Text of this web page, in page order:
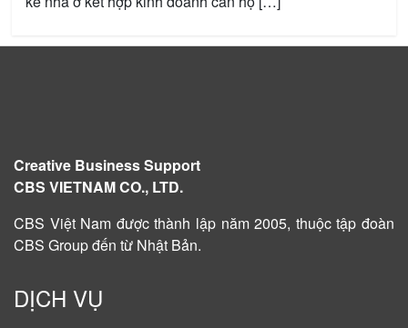
Creative Business Support
CBS VIETNAM CO., LTD.
CBS Việt Nam đượcthành lập năm 2005, thuộc tập đoàn
CBS Group đến từ Nhật Bản.
DỊCH VỤ